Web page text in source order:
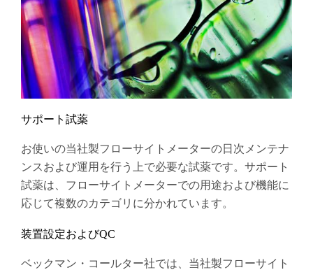
サポート試薬
お使いの当社製フローサイトメーターの日次メンテナ
ンスおよび運用を行う上で必要な試薬です。サポート
試薬は、フローサイトメーターでの用途および機能に
応じて複数のカテゴリに分かれています。
装置設定およびQC
ベックマン・コールター社では、当社製フローサイト